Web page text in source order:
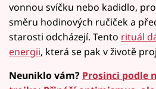
vonnou svíčku nebo kadidlo,
směru hodinových ručiček a
starosti odcházejí. Tento rituál
energii, která se pak v životě
Neuniklo vám? Prosinci podle